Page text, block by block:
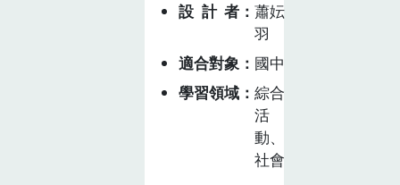
理解文化多樣性
的態度，並能將
這些理念延伸到
日常生活中，實
踐「知行合一」
與「認識青鱗
魚」為主軸，學
生將了解蹦火漁
法的歷史演變、
操作方式、傳統
到科學原理、文
化價值、觀察青
是如何忙做工的
做哪些農事才能
產出好吃的蜂蜜
呢？透過本課程
讓學生在課堂中
設計者
蕭妘
羽
適合對象
國中
學習領域
綜合
活
動、
社會